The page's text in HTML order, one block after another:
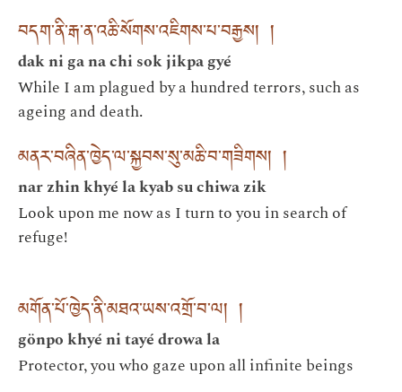
བདག་ནི་རྒ་ན་འཆི་སོགས་འཇིགས་པ་བརྒྱས། །
dak ni ga na chi sok jikpa gyé
While I am plagued by a hundred terrors, such as
ageing and death.
མནར་བཞིན་ཁྱེད་ལ་སྐྱབས་སུ་མཆི་བ་གཟིགས། །
nar zhin khyé la kyab su chiwa zik
Look upon me now as I turn to you in search of
refuge!
མགོན་པོ་ཁྱེད་ནི་མཐའ་ཡས་འགྲོ་བ་ལ། །
gönpo khyé ni tayé drowa la
Protector, you who gaze upon all infinite beings